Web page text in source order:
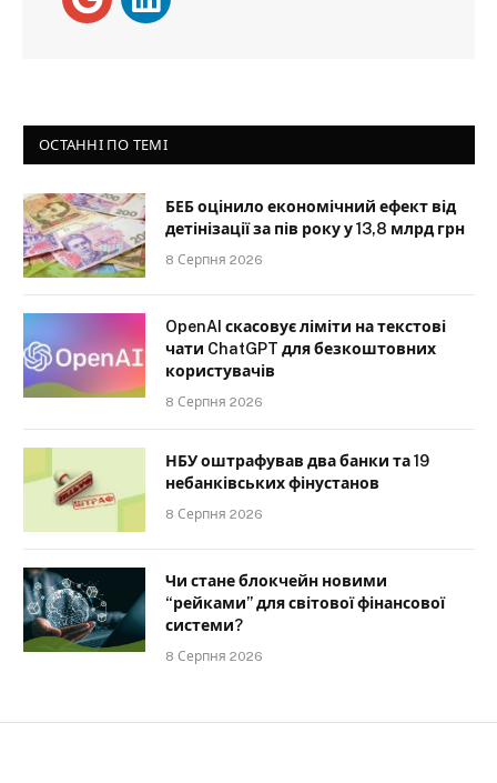
ОСТАННІ ПО ТЕМІ
БЕБ оцінило економічний ефект від
детінізації за пів року у 13,8 млрд грн
8 Серпня 2026
OpenAI скасовує ліміти на текстові
чати ChatGPT для безкоштовних
користувачів
8 Серпня 2026
НБУ оштрафував два банки та 19
небанківських фінустанов
8 Серпня 2026
Чи стане блокчейн новими
“рейками” для світової фінансової
системи?
8 Серпня 2026